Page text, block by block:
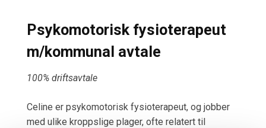
Psykomotorisk fysioterapeut
m/kommunal avtale
100% driftsavtale
Celine er psykomotorisk fysioterapeut, og jobber
med ulike kroppslige plager, ofte relatert til